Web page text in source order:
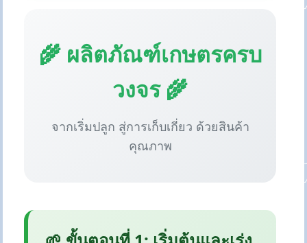
🌾 ผลิตภัณฑ์เกษตรครบ
วงจร 🌾
จากเริ่มปลูก สู่การเก็บเกี่ยว ด้วยสินค้า
คุณภาพ